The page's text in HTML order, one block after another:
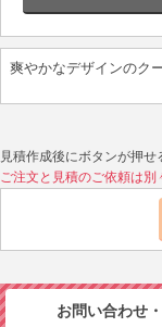
爽やかなデザインのク
見積作成後にボタンが押せ
ご注文と見積のご依頼は別
お問い合わせ